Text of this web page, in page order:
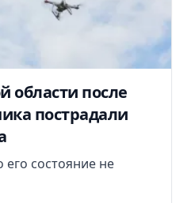
области после
пострадали
состояние не